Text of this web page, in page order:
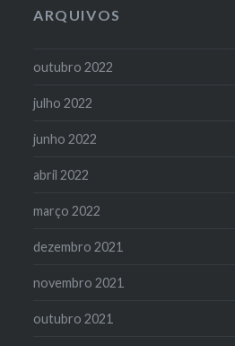
ARQUIVOS
outubro 2022
julho 2022
junho 2022
abril 2022
março 2022
dezembro 2021
novembro 2021
outubro 2021